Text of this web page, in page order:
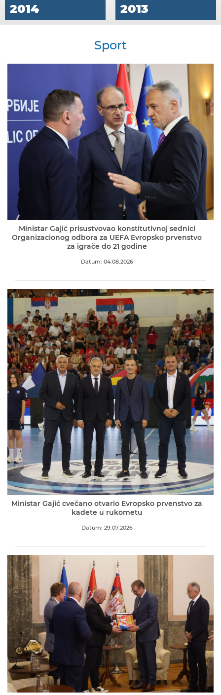
2014 2013
Sport
Ministar Gajić prisustvovao konstitutivnoj sednici
Organizacionog odbora za UEFA Evropsko prvenstvo
za igrače do 21 godine
Datum: 04.08.2026
Ministar Gajić cvečano otvario Evropsko prvenstvo za
kadete u rukometu
Datum: 29.07.2026